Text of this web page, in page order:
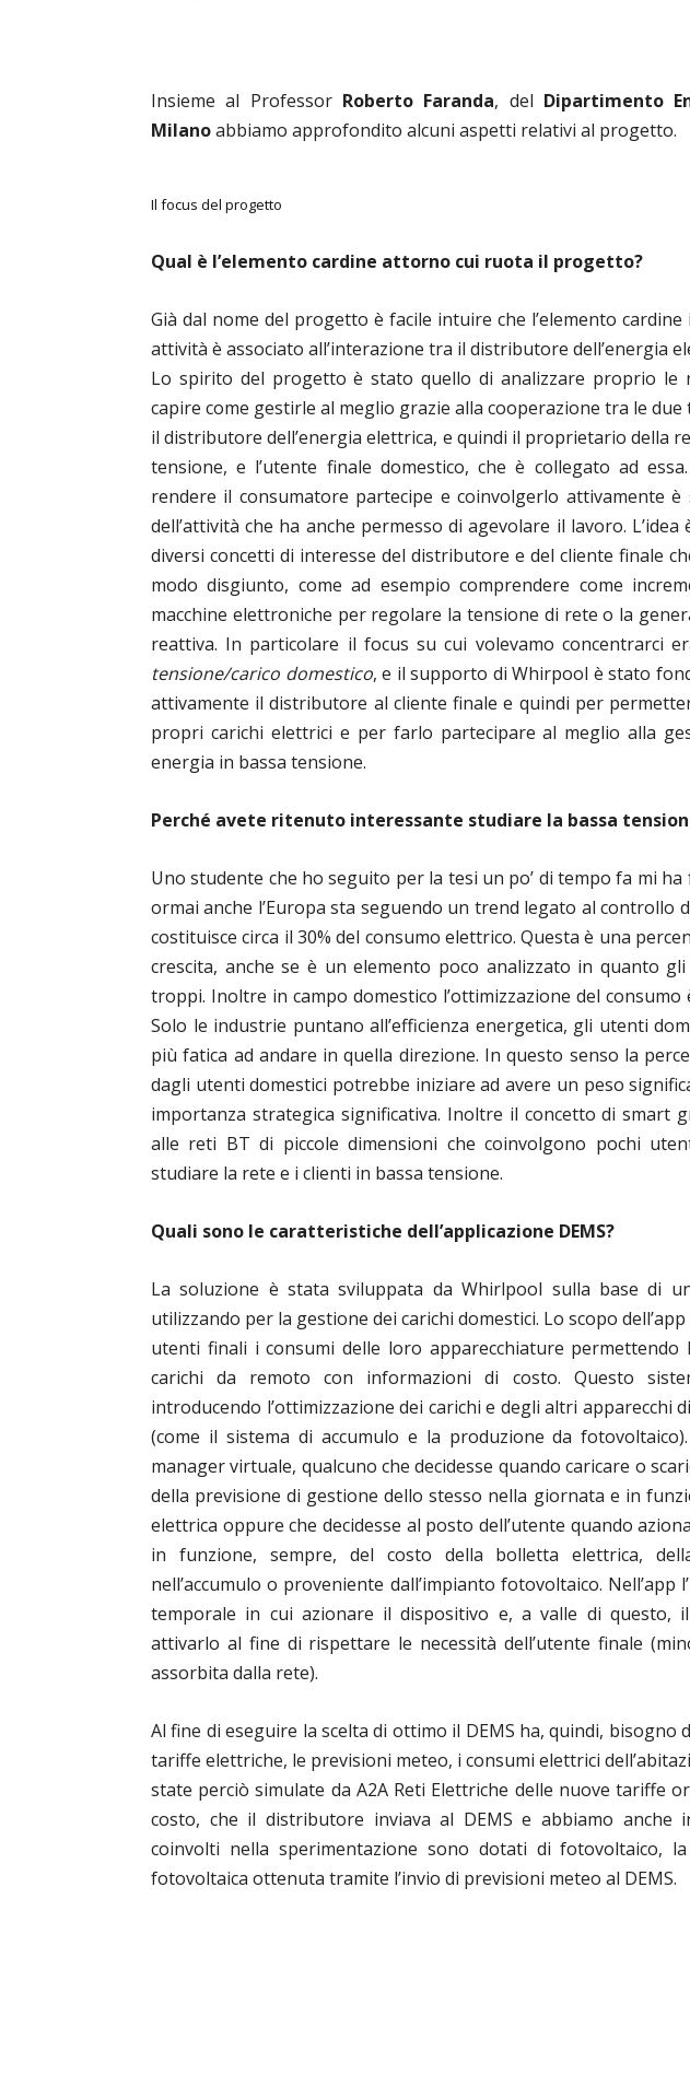
Insieme al Professor Roberto Faranda, del Dipartimento
Milanoabbiamo approfondito alcuni aspetti relativi al progetto.
Il focus del progetto
Qual è l’elemento cardine attorno cui ruota il progetto?
Già dal nome del progetto è facile intuire che l’elemento
attività è associato all’interazione tra il distributore dell’energia
Lo spirito del progetto è stato quello di analizzare proprio le
capire come gestirle al meglio grazie alla cooperazione tra le
il distributore dell’energia elettrica, e quindi il proprietario della
tensione, e l’utente finale domestico, che è collegato ad
rendere il consumatore partecipe e coinvolgerlo attivamente
dell’attività che ha anche permesso di agevolare il lavoro.
diversi concetti di interesse del distributore e del cliente finale
modo disgiunto, come ad esempio comprendere come
macchine elettroniche per regolare la tensione di rete o la
reattiva. In particolare il focus su cui volevamo concentrarci
tensione/carico domestico, e il supporto di Whirpool è stato
attivamente il distributore al cliente finale e quindi per
propri carichi elettrici e per farlo partecipare al meglio alla
energia in bassa tensione.
Perché avete ritenuto interessante studiare la bassa
Uno studente che ho seguito per la tesi un po’ di tempo fa mi
ormai anche l’Europa sta seguendo un trend legato al controllo
costituisce circa il 30% del consumo elettrico. Questa è una
crescita, anche se è un elemento poco analizzato in quanto
troppi. Inoltre in campo domestico l’ottimizzazione del
Solo le industrie puntano all’efficienza energetica, gli utenti
più fatica ad andare in quella direzione. In questo senso la
dagli utenti domestici potrebbe iniziare ad avere un peso
importanza strategica significativa. Inoltre il concetto di smart
alle reti BT di piccole dimensioni che coinvolgono pochi
studiare la rete e i clienti in bassa tensione.
Quali sono le caratteristiche dell’applicazione DEMS?
La soluzione è stata sviluppata da Whirlpool sulla base di
utilizzando per la gestione dei carichi domestici. Lo scopo
utenti finali i consumi delle loro apparecchiature
carichi da remoto con informazioni di costo. Questo
introducendo l’ottimizzazione dei carichi e degli altri apparecchi
(come il sistema di accumulo e la produzione da
manager virtuale, qualcuno che decidesse quando caricare o
della previsione di gestione dello stesso nella giornata e in
elettrica oppure che decidesse al posto dell’utente quando
in funzione, sempre, del costo della bolletta elettrica,
nell’accumulo o proveniente dall’impianto fotovoltaico. Nell’app
temporale in cui azionare il dispositivo e, a valle di questo,
attivarlo al fine di rispettare le necessità dell’utente finale
assorbita dalla rete).
Al fine di eseguire la scelta di ottimo il DEMS ha, quindi, bisogno
tariffe elettriche, le previsioni meteo, i consumi elettrici
state perciò simulate da A2A Reti Elettriche delle nuove tariffe
costo, che il distributore inviava al DEMS e abbiamo anche
coinvolti nella sperimentazione sono dotati di fotovoltaico,
fotovoltaica ottenuta tramite l’invio di previsioni meteo al DEMS.